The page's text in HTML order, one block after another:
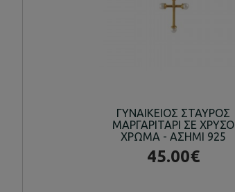
ΓΥΝΑΙΚΕΙΟΣ ΣΤΑΥΡΟΣ
ΜΑΡΓΑΡΙΤΑΡΙ ΣΕ ΧΡΥΣΟ
ΧΡΩΜΑ - ΑΣΗΜΙ 925
45.00€